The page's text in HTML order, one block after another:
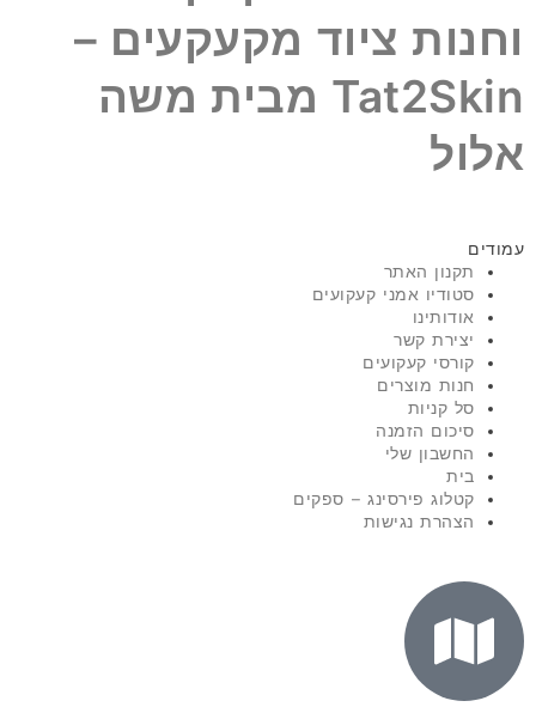
וחנות ציוד מקעקעים –
Tat2Skin מבית משה
אלול
עמודים
תקנון האתר
סטודיו אמני קעקועים
אודותינו
יצירת קשר
קורסי קעקועים
חנות מוצרים
סל קניות
סיכום הזמנה
החשבון שלי
בית
קטלוג פירסינג – ספקים
הצהרת נגישות